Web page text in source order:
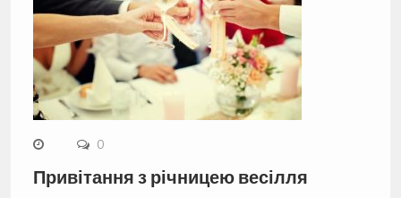
0
Привітання з річницею весілля